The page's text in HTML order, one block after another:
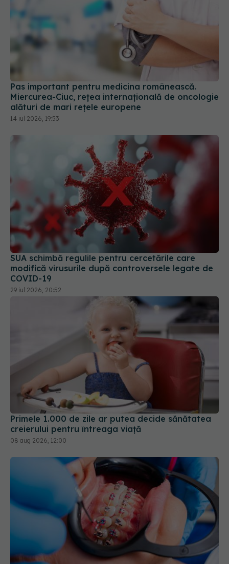
Pas important pentru medicina românească.
Miercurea-Ciuc, rețea internațională de oncologie
alături de mari rețele europene
14 iul 2026, 19:53
SUA schimbă regulile pentru cercetările care
modifică virusurile după controversele legate de
COVID-19
29 iul 2026, 20:52
Primele 1.000 de zile ar putea decide sănătatea
creierului pentru întreaga viață
08 aug 2026, 12:00